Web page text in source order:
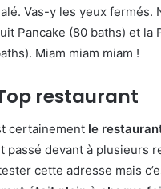
Vas-y les yeux fermés.
Pancake (80 baths) et la
Miam miam miam !
restaurant
certainement le
passé devant à plusieurs
cette adresse mais